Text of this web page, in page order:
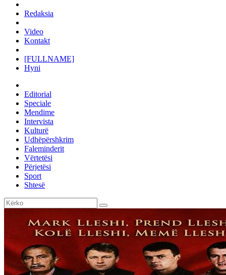
Redaksia
Video
Kontakt
[FULLNAME]
Hyni
Editorial
Speciale
Mendime
Intervista
Kulturë
Udhëpërshkrim
Faleminderit
Vërtetësi
Përjetësi
Sport
Shtesë